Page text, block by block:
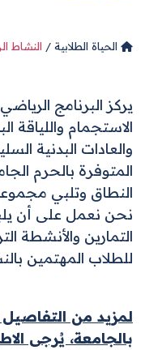
الحياة الطلابية النشاط
يركز البرنامج
الاستجمام واللياقة
والعادات البدنية
المتوفرة بالحرم
النطاق وتلبي
نحن نعمل على أن
التمارين والأنشطة
للطلاب المهتمين
لمزيد من التفاصيل
بالجامعة، يُرجى